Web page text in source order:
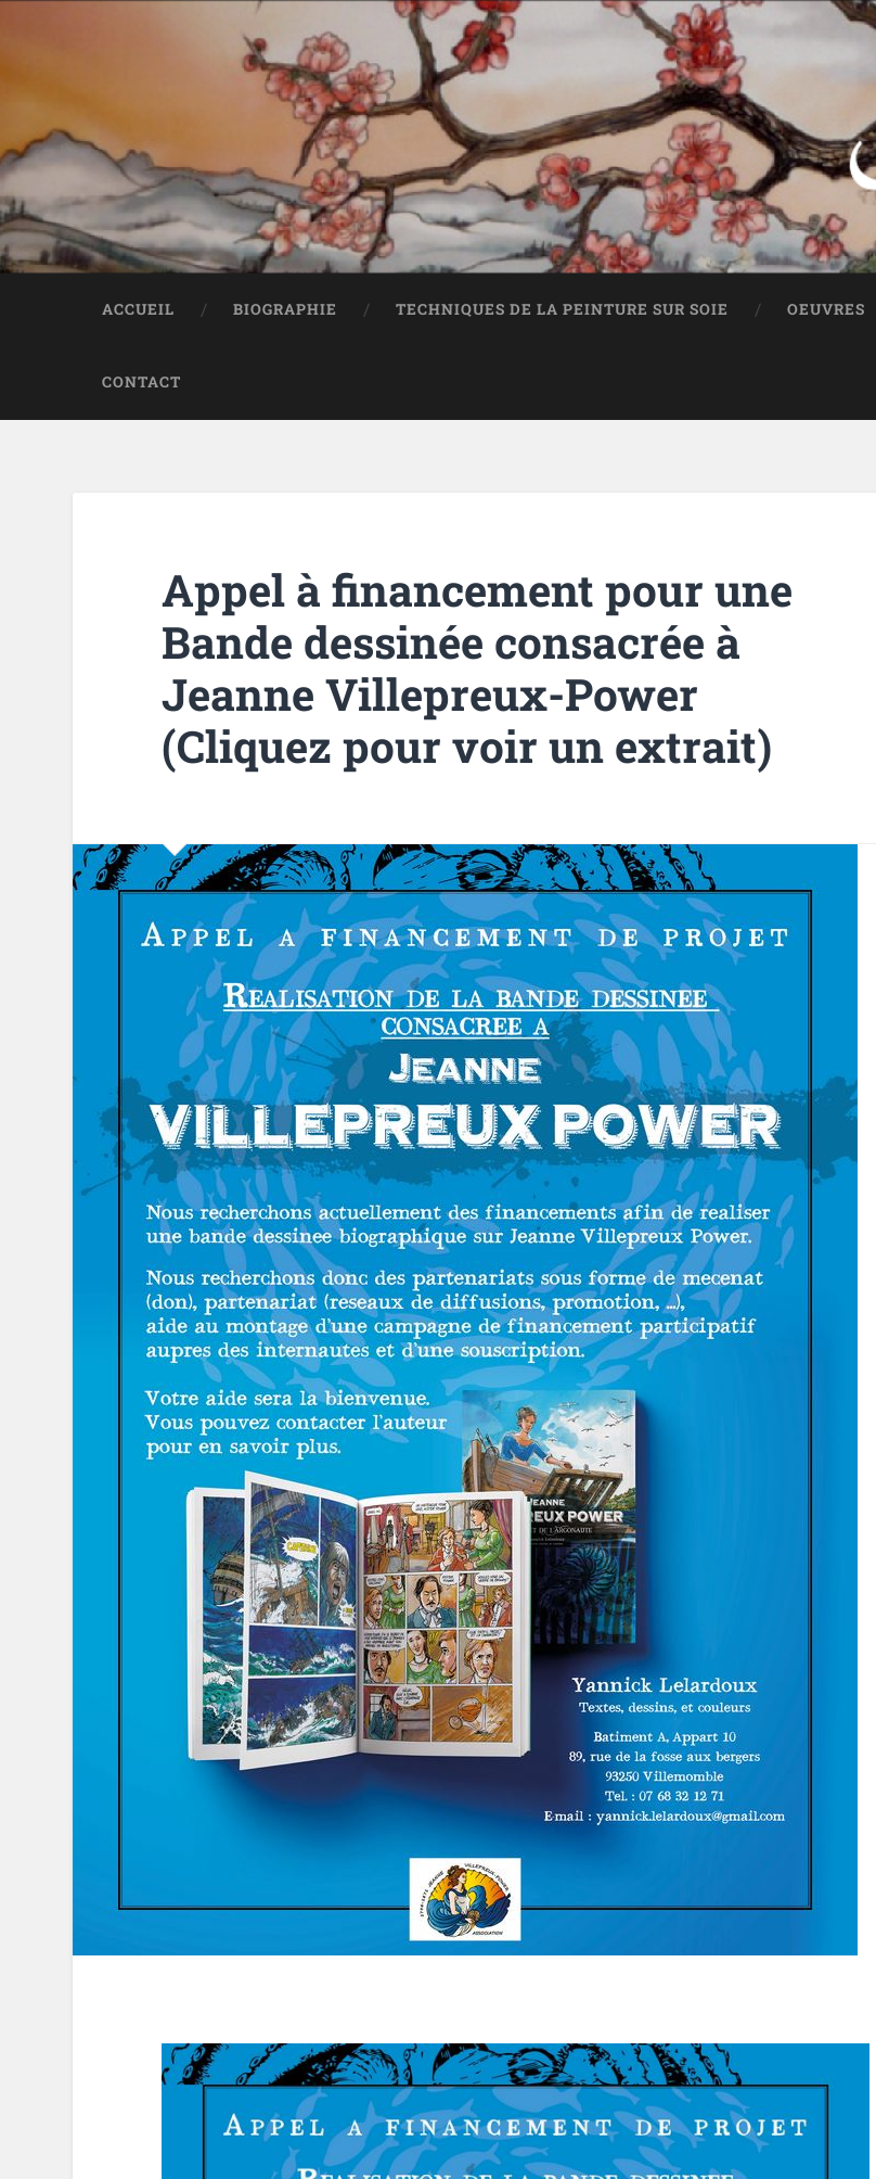
Anne-Lan.com
Peinture sur soie
ACCUEIL BIOGRAPHIE TECHNIQUES DE LA PEINTURE SUR SOIE OEUVRES
CONTACT
Appel à financement pour une
Bande dessinée consacrée à
Jeanne Villepreux-Power
(Cliquez pour voir un extrait)